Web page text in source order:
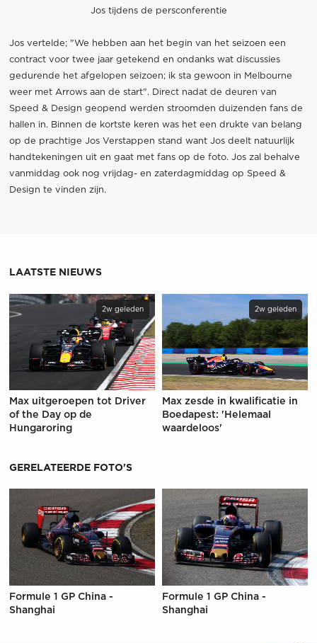
Jos tijdens de persconferentie
Jos vertelde; "We hebben aan het begin van het seizoen een
contract voor twee jaar getekend en ondanks wat discussies
gedurende het afgelopen seizoen; ik sta gewoon in Melbourne
weer met Arrows aan de start". Direct nadat de deuren van
Speed & Design geopend werden stroomden duizenden fans de
hallen in. Binnen de kortste keren was het een drukte van belang
op de prachtige Jos Verstappen stand want Jos deelt natuurlijk
handtekeningen uit en gaat met fans op de foto. Jos zal behalve
vanmiddag ook nog vrijdag- en zaterdagmiddag op Speed &
Design te vinden zijn.
LAATSTE NIEUWS
2w geleden
Max uitgeroepen tot Driver
of the Day op de
Hungaroring
2w geleden
Max zesde in kwalificatie in
Boedapest: 'Helemaal
waardeloos'
GERELATEERDE FOTO'S
Formule 1 GP China -
Shanghai
Formule 1 GP China -
Shanghai